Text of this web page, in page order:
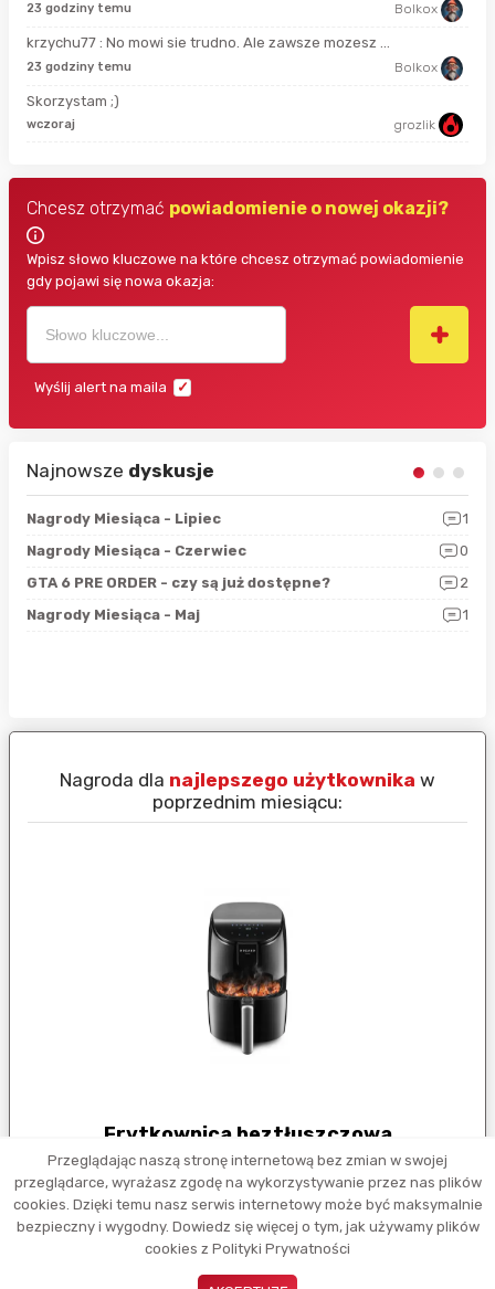
23 godziny temu Bolkox
krzychu77 : No mowi sie trudno. Ale zawsze mozesz ...
23 godziny temu Bolkox
Skorzystam ;)
wczoraj grozlik
Chcesz otrzymać powiadomienie o nowej okazji?
Wpisz słowo kluczowe na które chcesz otrzymać powiadomienie
gdy pojawi się nowa okazja:
Wyślij alert na maila
Najnowsze dyskusje
Nagrody Miesiąca - Lipiec
1
Nagrody Miesiąca - Czerwiec
0
GTA 6 PRE ORDER - czy są już dostępne?
2
Nagrody Miesiąca - Maj
1
Nagroda dla najlepszego użytkownika w
poprzednim miesiącu:
Frytkownica beztłuszczowa
Mozano Active Fryer
W poprzednim miesiącu wygrał
Bolkox
Przeglądając naszą stronę internetową bez zmian w swojej
przeglądarce, wyrażasz zgodę na wykorzystywanie przez nas plików
cookies. Dzięki temu nasz serwis internetowy może być maksymalnie
bezpieczny i wygodny. Dowiedz się więcej o tym, jak używamy plików
cookies z Polityki Prywatności